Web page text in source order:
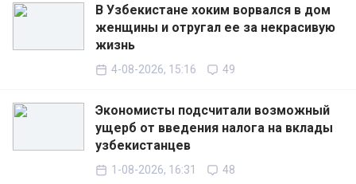
В Узбекистане хоким ворвался в дом
женщины и отругал ее за некрасивую
жизнь
4-08-2026, 15:16 49
Экономисты подсчитали возможный
ущерб от введения налога на вклады
узбекистанцев
1-08-2026, 16:31 48